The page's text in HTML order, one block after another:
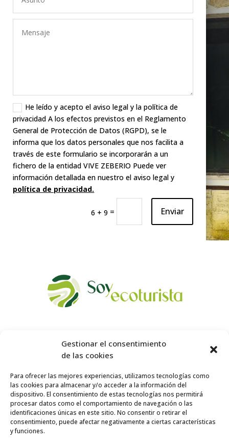
Gestionar el consentimiento
de las cookies
Para ofrecer las mejores experiencias, utilizamos tecnologías como
las cookies para almacenar y/o acceder a la información del
dispositivo. El consentimiento de estas tecnologías nos permitirá
procesar datos como el comportamiento de navegación o las
identificaciones únicas en este sitio. No consentir o retirar el
consentimiento, puede afectar negativamente a ciertas características
y funciones.
He leído y acepto el aviso legal y la política de
privacidad A los efectos previstos en el Reglamento
General de Protección de Datos (RGPD), se le
informa que los datos personales que nos facilita a
través de este formulario se incorporarán a un
fichero de la entidad VIVE ZEBERIO Puede ver
información detallada en nuestro el aviso legal y
política de privacidad.
6 + 9 = Enviar